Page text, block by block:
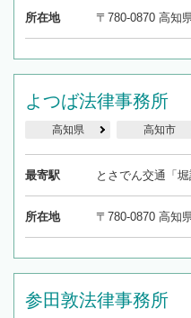
所在地 〒780-0870 高知
よつば法律事務所
高知県 高知市
最寄駅 とさでん交通「
所在地 〒780-0870 高知
参田敦法律事務所